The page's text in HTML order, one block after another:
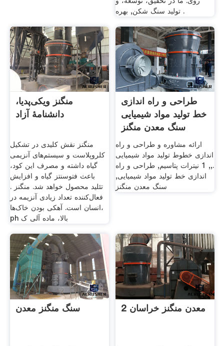
تولید سنگ شکن, بهره .
منگنز ویکی‌پدیا،
دانشنامهٔ آزاد
منگنز نقش کلیدی در تشکیل
کلروپلاست و سیستم‌های آنزیمی
گیاه داشته و مصرف این کود،
باعث فتوسنتز گیاه و افزایش
تئلید محصول خواهد شد. منگنز .
فعال‌کننده تعداد زیادی آنزیمه در
انسان است. آهکی بودن خاک‌ها،
ph بالا، ماده آلی ک
طراحی و راه اندازی
خط تولید مواد شیمیایی
سنگ معدن منگنز
ارائه مشاوره و طراحی و راه
اندازی خطوط تولید مواد شیمیایی
.,, 1 نیترات پتاسیم, طراحی و راه
اندازی خط تولید مواد شیمیایی,
سنگ معدن منگنز
سنگ منگنز معدن معدن منگنز خراسان 2